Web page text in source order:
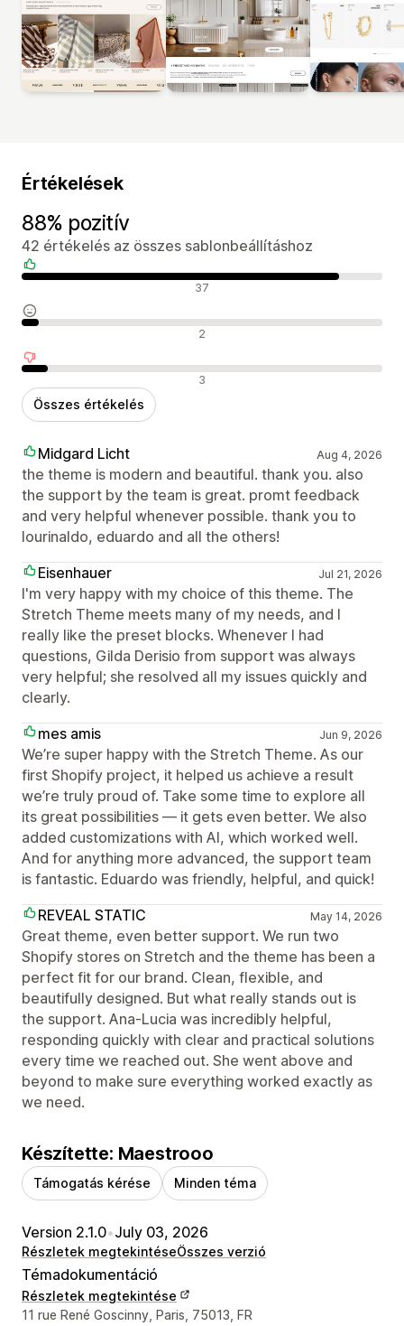
Értékelések
88% pozitív
42 értékelés az összes sablonbeállításhoz
Pozitív értékelések 37
Semleges értékelések 2
Negatív értékelések 3
Összes értékelés
Midgard Licht Aug 4, 2026
the theme is modern and beautiful. thank you. also
the support by the team is great. promt feedback
and very helpful whenever possible. thank you to
lourinaldo, eduardo and all the others!
Eisenhauer
Jul 21, 2026
I'm very happy with my choice of this theme. The
Stretch Theme meets many of my needs, and I
really like the preset blocks. Whenever I had
questions, Gilda Derisio from support was always
very helpful; she resolved all my issues quickly and
clearly.
mes amis
Jun 9, 2026
We’re super happy with the Stretch Theme. As our
first Shopify project, it helped us achieve a result
we’re truly proud of. Take some time to explore all
its great possibilities — it gets even better. We also
added customizations with AI, which worked well.
And for anything more advanced, the support team
is fantastic. Eduardo was friendly, helpful, and quick!
REVEAL STATIC
May 14, 2026
Great theme, even better support. We run two
Shopify stores on Stretch and the theme has been a
perfect fit for our brand. Clean, flexible, and
beautifully designed. But what really stands out is
the support. Ana-Lucia was incredibly helpful,
responding quickly with clear and practical solutions
every time we reached out. She went above and
beyond to make sure everything worked exactly as
we need.
Készítette: Maestrooo
Támogatás kérése Minden téma
Version 2.1.0•July 03, 2026
Részletek megtekintéseÖsszes verzió
Témadokumentáció
Részletek megtekintése
Dizájner kapcsolattartási adatai
11 rue René Goscinny, Paris, 75013, FR